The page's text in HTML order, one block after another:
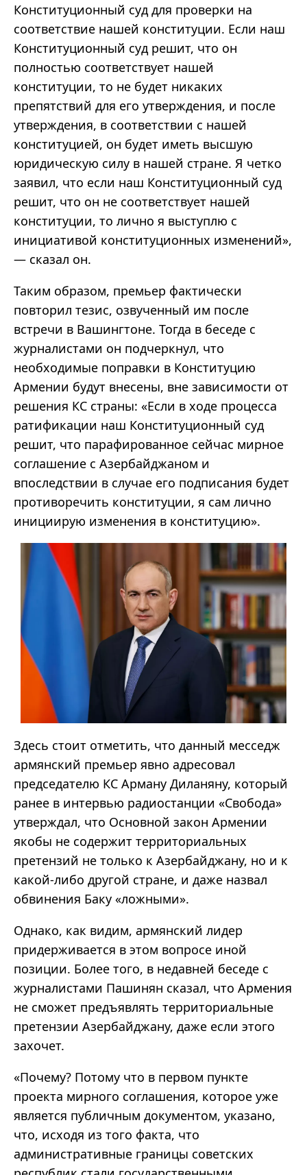
Конституционный суд для проверки на
соответствие нашей конституции. Если наш
Конституционный суд решит, что он
полностью соответствует нашей
конституции, то не будет никаких
препятствий для его утверждения, и после
утверждения, в соответствии с нашей
конституцией, он будет иметь высшую
юридическую силу в нашей стране. Я четко
заявил, что если наш Конституционный суд
решит, что он не соответствует нашей
конституции, то лично я выступлю с
инициативой конституционных изменений»,
— сказал он.
Таким образом, премьер фактически
повторил тезис, озвученный им после
встречи в Вашингтоне. Тогда в беседе с
журналистами он подчеркнул, что
необходимые поправки в Конституцию
Армении будут внесены, вне зависимости от
решения КС страны: «Если в ходе процесса
ратификации наш Конституционный суд
решит, что парафированное сейчас мирное
соглашение с Азербайджаном и
впоследствии в случае его подписания будет
противоречить конституции, я сам лично
инициирую изменения в конституцию».
Здесь стоит отметить, что данный месседж
армянский премьер явно адресовал
председателю КС Арману Диланяну, который
ранее в интервью радиостанции «Свобода»
утверждал, что Основной закон Армении
якобы не содержит территориальных
претензий не только к Азербайджану, но и к
какой-либо другой стране, и даже назвал
обвинения Баку «ложными».
Однако, как видим, армянский лидер
придерживается в этом вопросе иной
позиции. Более того, в недавней беседе с
журналистами Пашинян сказал, что Армения
не сможет предъявлять территориальные
претензии Азербайджану, даже если этого
захочет.
«Почему? Потому что в первом пункте
проекта мирного соглашения, которое уже
является публичным документом, указано,
что, исходя из того факта, что
административные границы советских